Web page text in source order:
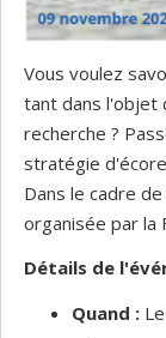
Vous voulez
tant dans l'objet
recherche ?
stratégie
Dans le cadre
organisée par la
Détails de
Quand :